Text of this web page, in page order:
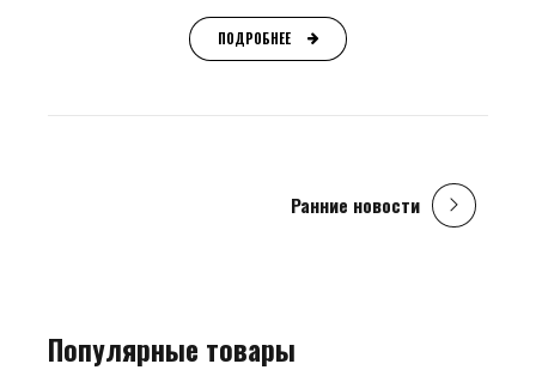
ПОДРОБНЕЕ
Ранние новости
Популярные товары